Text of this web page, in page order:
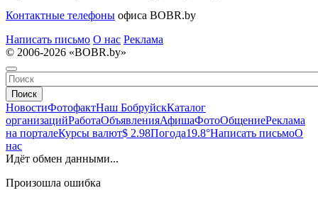
Контактные телефоны офиса BOBR.by
Написать письмо О нас Реклама
© 2006-2026 «BOBR.by»
Поиск
НовостиФотофактНаш БобруйскКаталог
организацийРаботаОбъявленияАфишаФотоОбщениеРеклама
на порталеКурсы валют$ 2.98Погода19.8°Написать письмоО
нас
Идёт обмен данными...
Произошла ошибка